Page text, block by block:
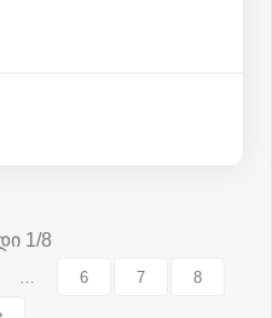
1/8
6 7 8